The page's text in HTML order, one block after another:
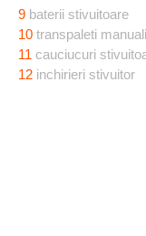
9 baterii stivuitoare
10 transpaleti manuali
11 cauciucuri
12 inchirieri stivuitor